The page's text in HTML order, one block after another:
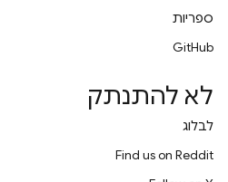
ספריות
GitHub
לא להתנתק
לבלוג
Find us on Reddit